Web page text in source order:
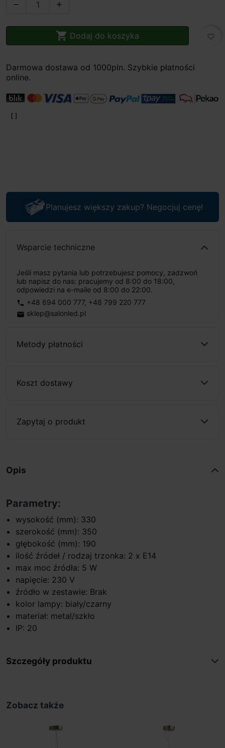
 
 Dodaj do koszyka favorite_border
Darmowa dostawa od 1000pln. Szybkie płatności
online.
Planujesz większy zakup? Negocjuj cenę!
Wsparcie techniczne
Jeśli masz pytania lub potrzebujesz pomocy, zadzwoń
lub napisz do nas: pracujemy od 8:00 do 18:00,
odpowiedzi na e-maile od 8:00 do 22:00.
phone +48 694 000 777, +48 799 220 777
email sklep@salonled.pl
Metody płatności
Koszt dostawy
Zapytaj o produkt
Opis
Parametry:
wysokość (mm): 330
szerokość (mm): 350
głębokość (mm): 190
ilość źródeł / rodzaj trzonka: 2 x E14
max moc źródła: 5 W
napięcie: 230 V
źródło w zestawie: Brak
kolor lampy: biały/czarny
materiał: metal/szkło
IP: 20
Szczegóły produktu
Zobacz także